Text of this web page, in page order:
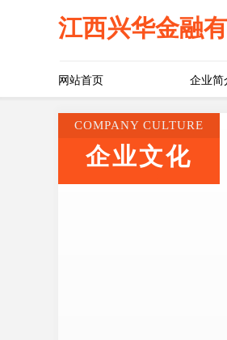
江西兴华金融
网站首页 企业简
COMPANY CULTURE
企业文化